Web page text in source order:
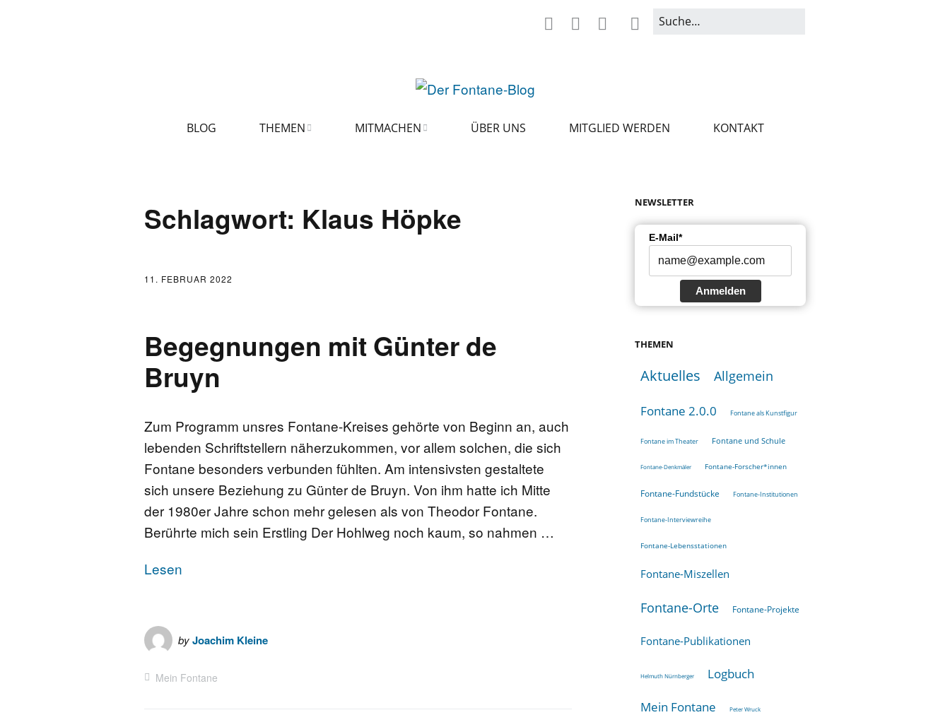
BLOG THEMEN
FONTANE-INSTITUTIONEN
FONTANE-
MITMACHEN ÜBER UNS MITGLIED WERDEN KONTAKT
Schlagwort: Klaus Höpke
11. FEBRUAR 2022
Begegnungen mit Günter de
Bruyn
Zum Programm unsres Fontane-Kreises gehörte von Beginn an, auch
lebenden Schriftstellern näherzukommen, vor allem solchen, die sich
Fontane besonders verbunden fühlten. Am intensivsten gestaltete
sich unsere Beziehung zu Günter de Bruyn. Von ihm hatte ich Mitte
der 1980er Jahre schon mehr gelesen als von Theodor Fontane.
Berührte mich sein Erstling Der Hohlweg noch kaum, so nahmen …
Lesen
byJoachim Kleine
Mein Fontane
NEWSLETTER
E-Mail*
Anmelden
THEMEN
Aktuelles Allgemein
Fontane 2.0.0 Fontane als Kunstfigur
Fontane im Theater Fontane und Schule
Fontane-Denkmäler Fontane-Forscher*innen
Fontane-Fundstücke Fontane-Institutionen
Fontane-Interviewreihe
Fontane-Lebensstationen
Fontane-Miszellen
Fontane-Orte Fontane-Projekte
Fontane-Publikationen
Helmuth Nürnberger Logbuch
Mein Fontane Peter Wruck